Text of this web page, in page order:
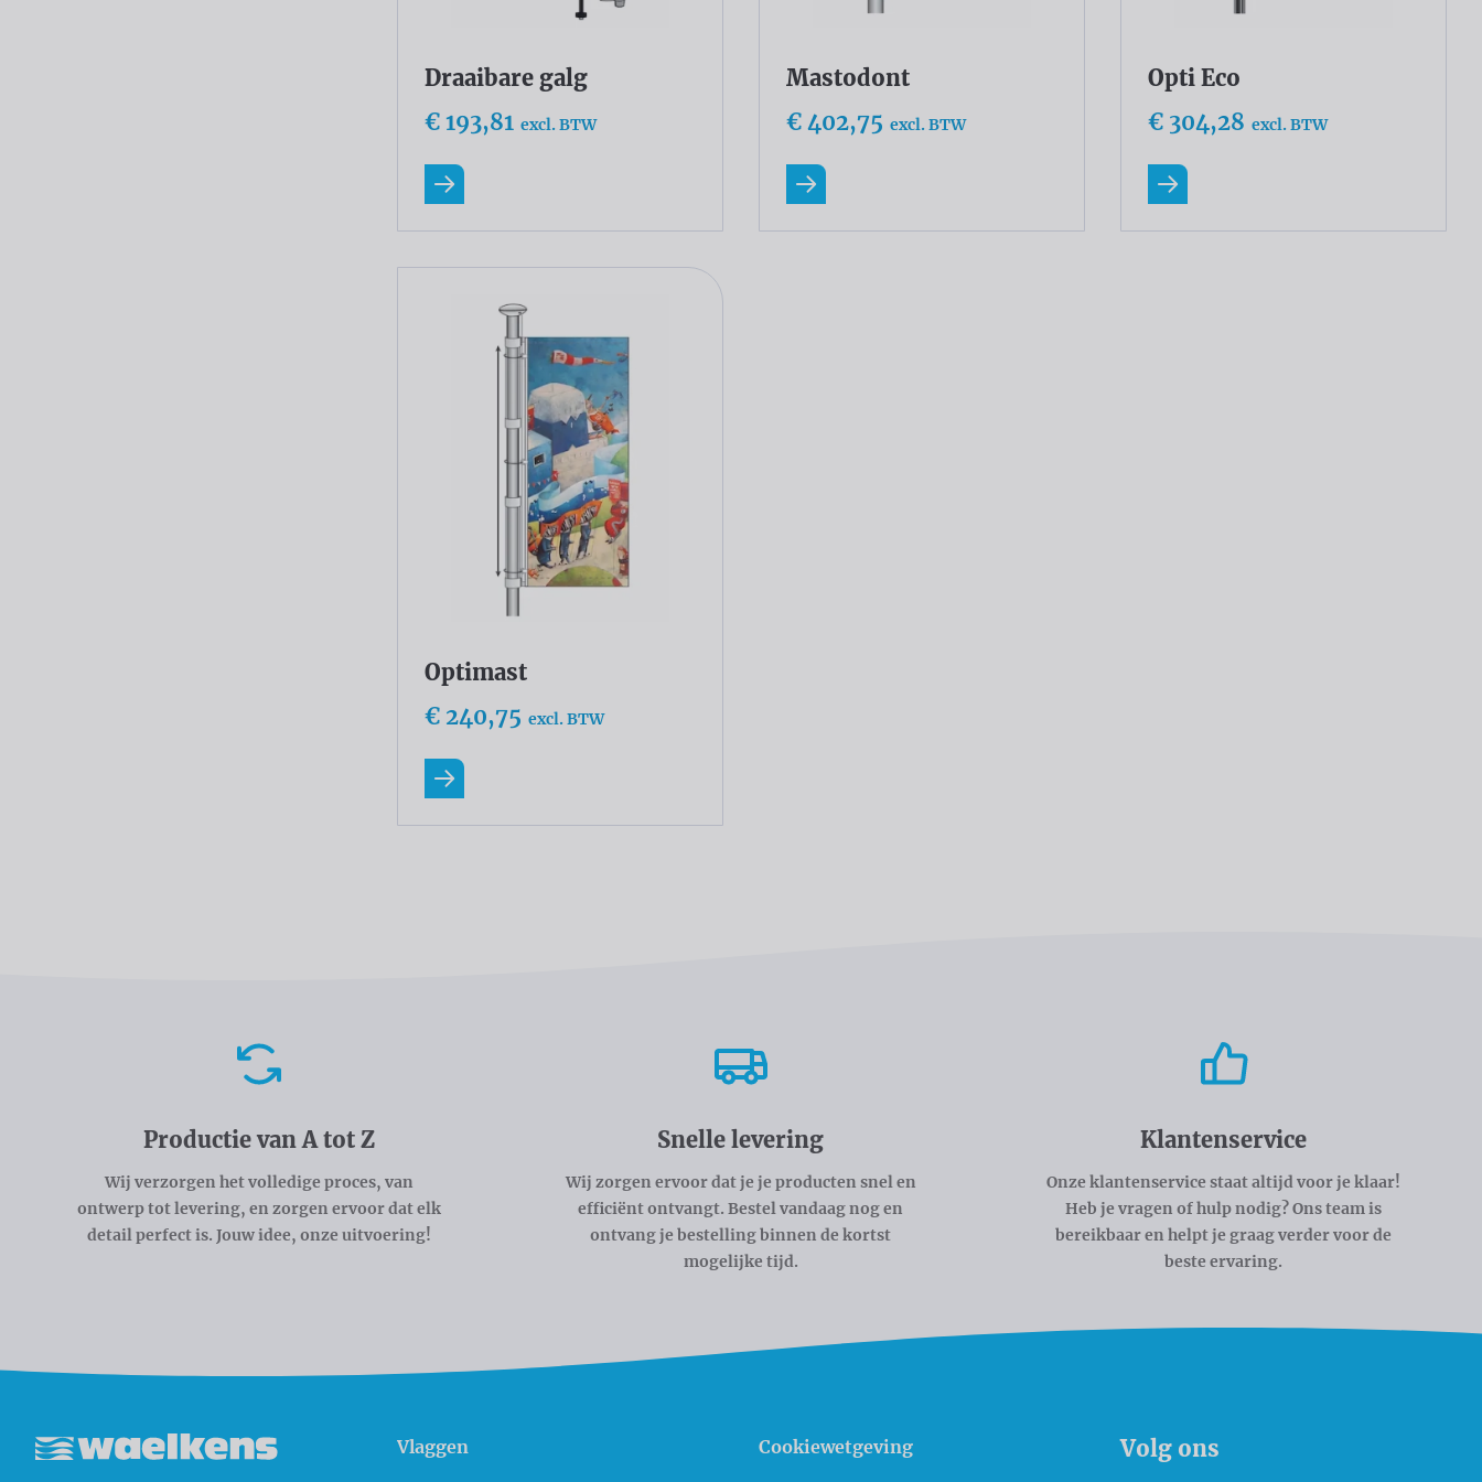
Draaibare galg
€ 193,81 excl. BTW
Lees meer
Mastodont
€ 402,75 excl. BTW
Lees meer
Opti Eco
€ 304,28 excl. BTW
Lees meer
Optimast
€ 240,75 excl. BTW
Lees meer
Productie van A tot Z
Wij verzorgen het volledige proces, van
ontwerp tot levering, en zorgen ervoor dat elk
detail perfect is. Jouw idee, onze uitvoering!
Snelle levering
Wij zorgen ervoor dat je je producten snel en
efficiënt ontvangt. Bestel vandaag nog en
ontvang je bestelling binnen de kortst
mogelijke tijd.
Klantenservice
Onze klantenservice staat altijd voor je klaar!
Heb je vragen of hulp nodig? Ons team is
bereikbaar en helpt je graag verder voor de
beste ervaring.
Vlaggen
Cookiewetgeving
Volg ons